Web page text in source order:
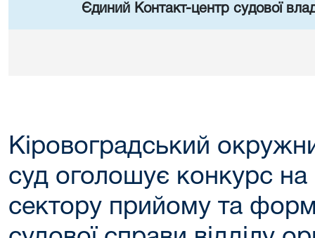
Єдиний Контакт-центр судової
Кіровоградський
суд оголошує конкурс на
сектору прийому та